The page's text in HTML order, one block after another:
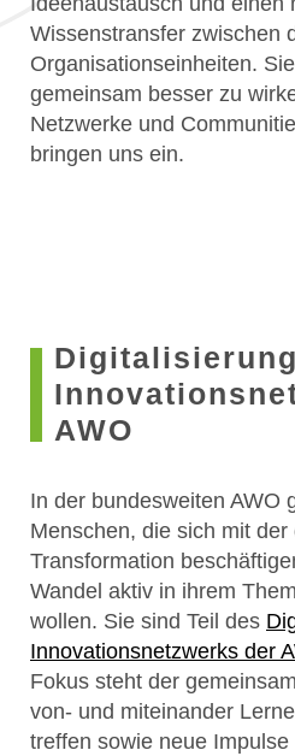
Wissenstransfer zwischen
Organisationseinheiten.
gemeinsam besser zu
Netzwerke und
bringen uns ein.
AWO
In der bundesweiten AWO
Menschen, die sich mit der
Transformation
Wandel aktiv in ihrem
wollen. Sie sind Teil des
Innovationsnetzwerks der
Fokus steht der
von- und miteinander
treffen sowie neue